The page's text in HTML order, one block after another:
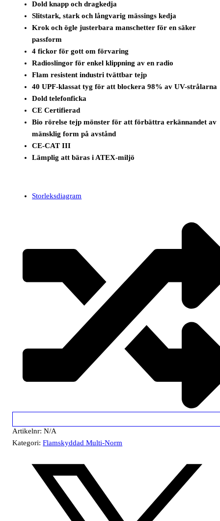
Dold knapp och dragkedja
Slitstark, stark och långvarig mässings kedja
Krok och ögle justerbara manschetter för en säker
passform
4 fickor för gott om förvaring
Radioslingor för enkel klippning av en radio
Flam resistent industri tvättbar tejp
40 UPF-klassat tyg för att blockera 98% av UV-strålarna
Dold telefonficka
CE Certifierad
Bio rörelse tejp mönster för att förbättra erkännandet av
mänsklig form på avstånd
CE-CAT III
Lämplig att bäras i ATEX-miljö
Storleksdiagram
Artikelnr:N/A
Kategori:Flamskyddad Multi-Norm